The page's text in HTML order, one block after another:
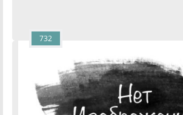
732